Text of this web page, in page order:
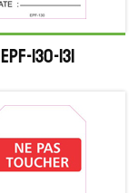
EPF-130-131